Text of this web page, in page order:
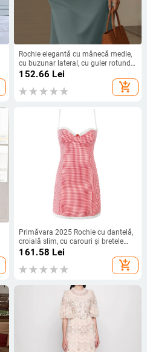
Rochie elegantă cu mânecă medie,
cu buzunar lateral, cu guler rotund,
versatilă, de culoare solidă, din
152.66 Lei
add_shopping_cart
Primăvara 2025 Rochie cu dantelă,
croială slim, cu carouri și bretele
S21920
161.58 Lei
add_shopping_cart